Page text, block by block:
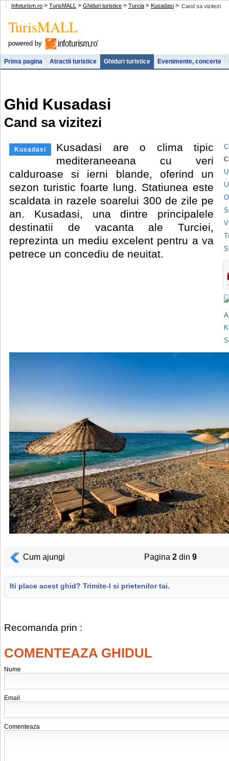
Cand sa vizitezi
Infoturism.ro > TurisMALL > Ghiduri turistice > Turcia > Kusadasi >
TurisMALL
powered by
Prima pagina Atractii turistice Ghiduri turistice Evenimente, concerte
Ghid Kusadasi
Cand sa vizitezi
Kusadasi
Kusadasi are o clima tipic
mediteraneeana cu veri
calduroase si ierni blande, oferind un
sezon turistic foarte lung. Statiunea este
scaldata in razele soarelui 300 de zile pe
an. Kusadasi, una dintre principalele
destinatii de vacanta ale Turciei,
reprezinta un mediu excelent pentru a va
petrece un concediu de neuitat.
Cum ajungi Pagina 2din 9
Iti place acest ghid? Trimite-l si prietenilor tai.
Recomanda prin :
COMENTEAZA GHIDUL
Nume
Email
Comenteaza